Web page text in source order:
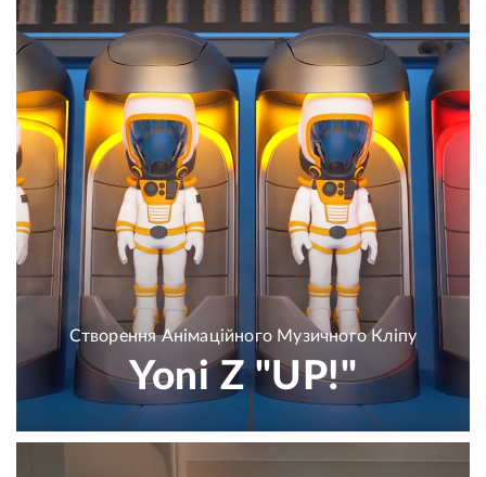
Створення Анімаційного Музичного Кліпу
Yoni Z "UP!"